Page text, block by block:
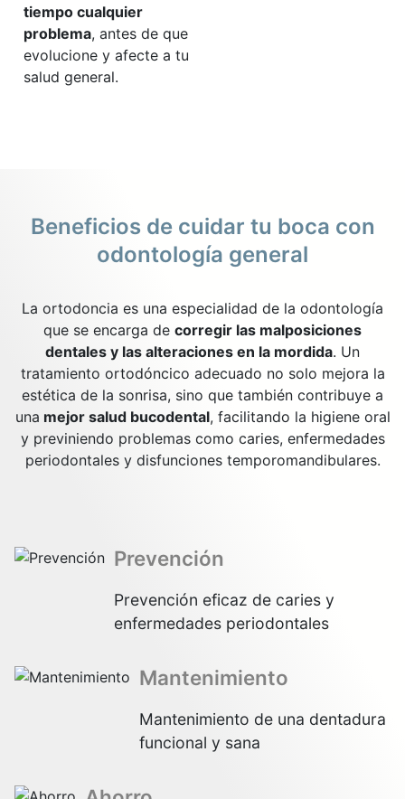
tiempo cualquier
problema, antes de que
evolucione y afecte a tu
salud general.
Beneficios de cuidar tu boca con
odontología general
La ortodoncia es una especialidad de la odontología
que se encarga de corregir las malposiciones
dentales y las alteraciones en la mordida. Un
tratamiento ortodóncico adecuado no solo mejora la
estética de la sonrisa, sino que también contribuye a
una mejor salud bucodental, facilitando la higiene oral
y previniendo problemas como caries, enfermedades
periodontales y disfunciones temporomandibulares.
Prevención
Prevención eficaz de caries y
enfermedades periodontales
Mantenimiento
Mantenimiento de una dentadura
funcional y sana